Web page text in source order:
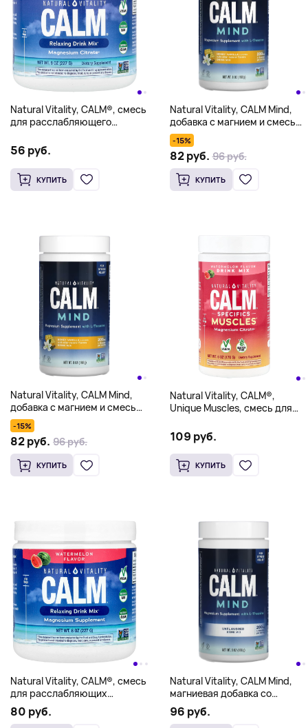
Natural Vitality, CALM®, смесь
для расслабляющего
227 г (8 унций)
56 руб.
КУПИТЬ
Natural Vitality, CALM Mind,
добавка с магнием и смесью
для напитков с L-теанином,
мед и ваниль, 168 г (6 унций)
-15%
82 руб. 96 руб.
КУПИТЬ
Natural Vitality, CALM Mind,
добавка с магнием и смесью
для напитков с L-теанином,
мед и ваниль, 168 г (6 унций)
-15%
82 руб. 96 руб.
КУПИТЬ
Natural Vitality, CALM®,
Unique Muscles, смесь для
цитратом магния, арбуз, 170
г (6 унций)
109 руб.
КУПИТЬ
Natural Vitality, CALM®, смесь
для расслабляющих
напитков, арбуз, 227 г (8
унций)
80 руб.
Natural Vitality, CALM Mind,
магниевая добавка со
смесью для приготовления
напитков с L-теанином, без
96 руб.